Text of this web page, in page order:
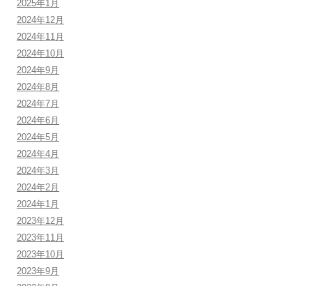
2025年1月
2024年12月
2024年11月
2024年10月
2024年9月
2024年8月
2024年7月
2024年6月
2024年5月
2024年4月
2024年3月
2024年2月
2024年1月
2023年12月
2023年11月
2023年10月
2023年9月